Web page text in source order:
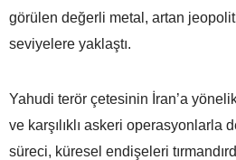
görülen değerli metal, artan
seviyelere yaklaştı.
Yahudi terör çetesinin İran’a
ve karşılıklı askeri operasyonlarla
süreci, küresel endişeleri